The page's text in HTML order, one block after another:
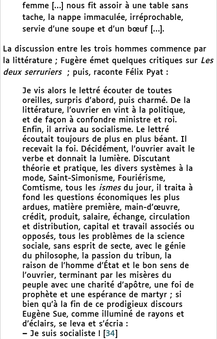
femme […] nous fit assoir à une table sans
tache, la nappe immaculée, irréprochable,
servie d’une soupe et d’un bœuf […].
La discussion entre les trois hommes commence par
la littérature ; Fugère émet quelques critiques sur Les
deux serruriers
; puis, raconte Félix Pyat :
Je vis alors le lettré écouter de toutes
oreilles, surpris d’abord, puis charmé. De la
littérature, l’ouvrier en vint à la politique,
et de façon à confondre ministre et roi.
Enfin, il arriva au socialisme. Le lettré
écoutait toujours de plus en plus béant. Il
recevait la foi. Décidément, l’ouvrier avait le
verbe et donnait la lumière. Discutant
théorie et pratique, les divers systèmes à la
mode, Saint-Simonisme, Fouriérisme,
Comtisme, tous les ismes du jour, il traita à
fond les questions économiques les plus
ardues, matière première, main-d’œuvre,
crédit, produit, salaire, échange, circulation
et distribution, capital et travail associés ou
opposés, tous les problèmes de la science
sociale, sans esprit de secte, avec le génie
du philosophe, la passion du tribun, la
raison de l’homme d’État et le bon sens de
l’ouvrier, terminant par les misères du
peuple avec une charité d’apôtre, une foi de
prophète et une espérance de martyr ; si
bien qu’à la fin de ce prodigieux discours
Eugène Sue, comme illuminé de rayons et
d’éclairs, se leva et s’écria :
– Je suis socialiste ! 34